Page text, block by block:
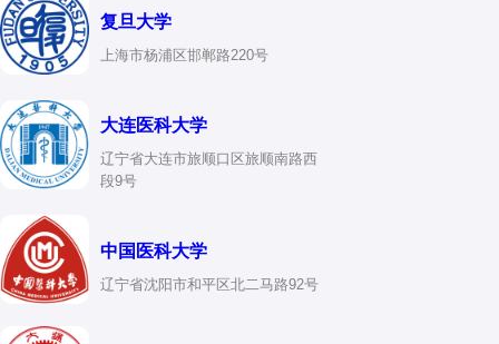
复旦大学
上海市杨浦区邯郸路220号
大连医科大学
辽宁省大连市旅顺口区旅顺南路西
段9号
中国医科大学
辽宁省沈阳市和平区北二马路92号